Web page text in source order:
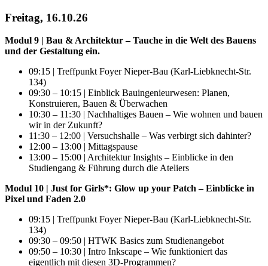
Freitag, 16.10.26
Modul 9 | Bau & Architektur – Tauche in die Welt des Bauens
und der Gestaltung ein.
09:15 | Treffpunkt Foyer Nieper-Bau (Karl-Liebknecht-Str.
134)
09:30 – 10:15 | Einblick Bauingenieurwesen: Planen,
Konstruieren, Bauen & Überwachen
10:30 – 11:30 | Nachhaltiges Bauen – Wie wohnen und bauen
wir in der Zukunft?
11:30 – 12:00 | Versuchshalle – Was verbirgt sich dahinter?
12:00 – 13:00 | Mittagspause
13:00 – 15:00 | Architektur Insights – Einblicke in den
Studiengang & Führung durch die Ateliers
Modul 10 | Just for Girls*: Glow up your Patch – Einblicke in
Pixel und Faden 2.0
09:15 | Treffpunkt Foyer Nieper-Bau (Karl-Liebknecht-Str.
134)
09:30 – 09:50 | HTWK Basics zum Studienangebot
09:50 – 10:30 | Intro Inkscape – Wie funktioniert das
eigentlich mit diesen 3D-Programmen?